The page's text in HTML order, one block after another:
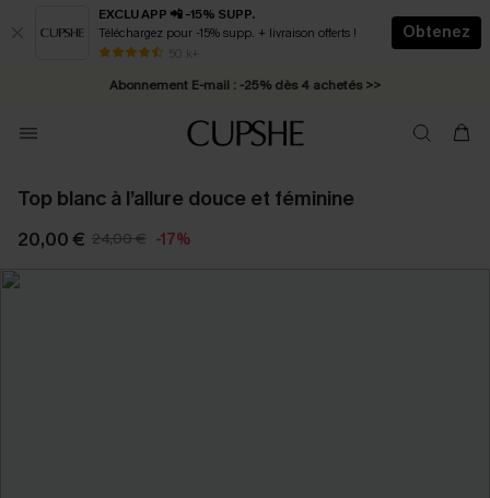
EXCLU APP 📲 -15% SUPP.
Téléchargez pour -15% supp. + livraison offerts !
50 k+
Obtenez
* Livraison éclair 2-3 jours ouvrés >>
Abonnement E-mail : -25% dès 4 achetés >>
Top blanc à l’allure douce et féminine
20,00 € 24,00 € -17%